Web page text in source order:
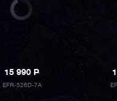
15 990P
EFR-526D-7A